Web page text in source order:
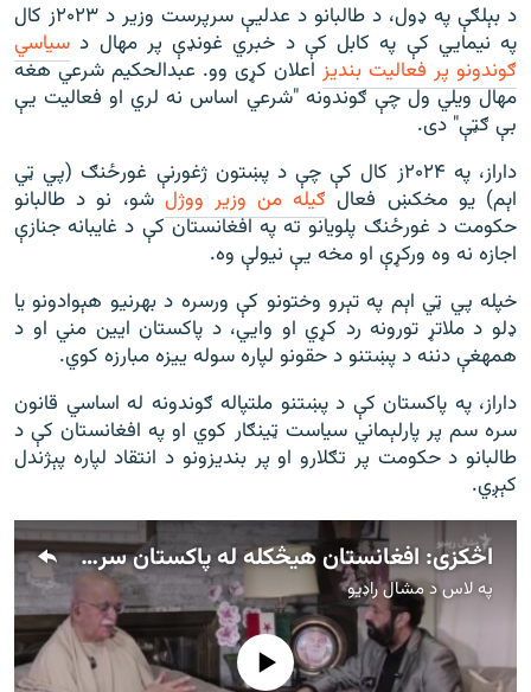
د بېلګې په ډول، د طالبانو د عدلیې سرپرست وزیر د ۲۰۲۳ز کال
په نیمايي کې په کابل کې د خبري غونډې پر مهال د سیاسي
ګوندونو پر فعالیت بندیز اعلان کړی وو. عبدالحکیم شرعي هغه
مهال ویلي ول چې ګوندونه "شرعي اساس نه لري او فعالیت یې
بې ګټې" دی.
داراز، په ۲۰۲۴ز کال کې چې د پښتون ژغورنې غورځنګ (پي ټي
اېم) یو مخکښ فعال ګیله من وزیر ووژل شو، نو د طالبانو
حکومت د غورځنګ پلویانو ته په افغانستان کې د غایبانه جنازې
اجازه نه وه ورکړې او مخه یې نیولې وه.
خپله پي ټي اېم په تېرو وختونو کې ورسره د بهرنیو هېوادونو یا
ډلو د ملاتړ تورونه رد کړي او وايي، د پاکستان ایین مني او د
همهغې دننه د پښتنو د حقونو لپاره سوله ییزه مبارزه کوي.
داراز، په پاکستان کې د پښتنو ملتپاله ګوندونه له اساسي قانون
سره سم پر پارلېماني سیاست ټینګار کوي او په افغانستان کې د
طالبانو د حکومت پر تګلارو او پر بندیزونو د انتقاد لپاره پېژندل
کېږي.
اڅکزی: افغانستان هيڅکله له پاکستان سره د جګړې خواهش نه دی څرګند کړی
په لاس دمشال راډیو
هېڅ میډیايي سرچینه اوس نشته